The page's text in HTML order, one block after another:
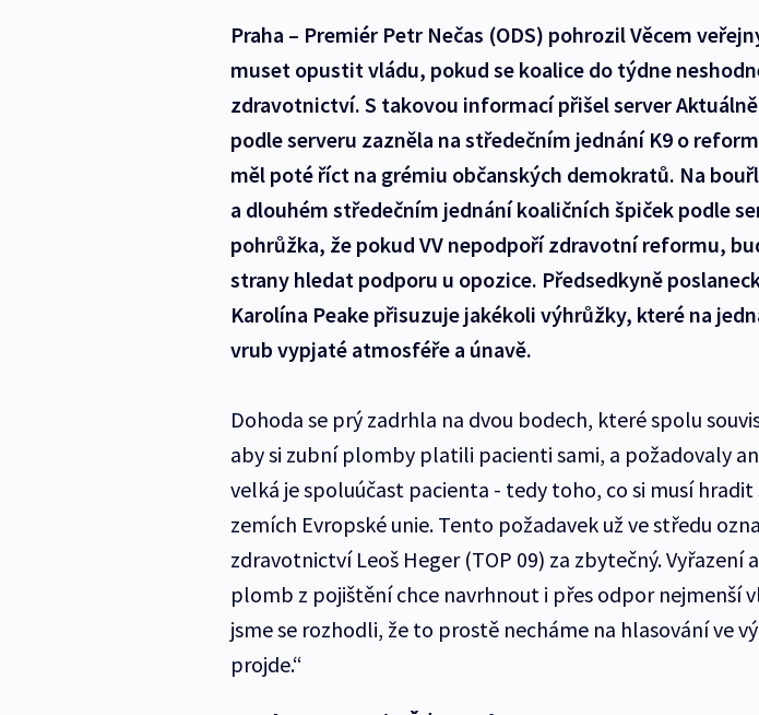
Praha – Premiér Petr Nečas (ODS) pohrozil Věcem
muset opustit vládu, pokud se koalice do týdne
zdravotnictví. S takovou informací přišel server
podle serveru zazněla na středečním jednání K9 o
měl poté říct na grémiu občanských demokratů. Na
a dlouhém středečním jednání koaličních špiček podle
pohrůžka, že pokud VV nepodpoří zdravotní reformu,
strany hledat podporu u opozice. Předsedkyně
Karolína Peake přisuzuje jakékoli výhrůžky, které na
vrub vypjaté atmosféře a únavě.
Dohoda se prý zadrhla na dvou bodech, které spolu
aby si zubní plomby platili pacienti sami, a požadovaly
velká je spoluúčast pacienta - tedy toho, co si musí hradit
zemích Evropské unie. Tento požadavek už ve středu
zdravotnictví Leoš Heger (TOP 09) za zbytečný. Vyřazení
plomb z pojištění chce navrhnout i přes odpor nejmenší
jsme se rozhodli, že to prostě necháme na hlasování ve
projde.“